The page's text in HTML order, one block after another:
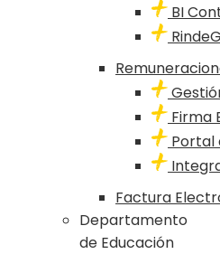
BI
Firma
Portal
Factura
Departamento
de Educación